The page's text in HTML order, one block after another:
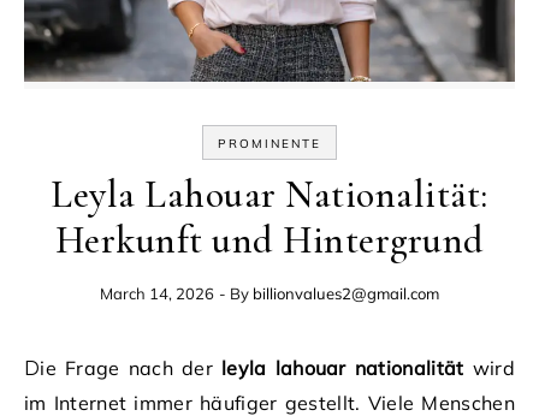
PROMINENTE
Leyla Lahouar Nationalität:
Herkunft und Hintergrund
March 14, 2026 - By billionvalues2@gmail.com
Die Frage nach der leyla lahouar nationalität wird
im Internet immer häufiger gestellt. Viele Menschen